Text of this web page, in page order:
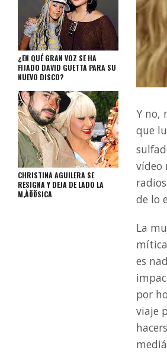
¿EN QUÉ GRAN VOZ SE HA
FIJADO DAVID GUETTA PARA SU
NUEVO DISCO?
CHRISTINA AGUILERA SE
RESIGNA Y DEJA DE LADO LA
M‚ÀÖÖSICA
Y no,
que
vídeo
de lo
La
es
por
viaje